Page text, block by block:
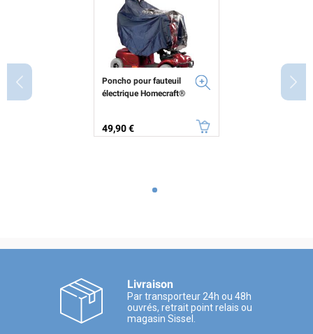
Poncho pour fauteuil
électrique Homecraft®
Prix
49,90 €
Livraison
Par transporteur 24h ou 48h
ouvrés, retrait point relais ou
magasin Sissel.